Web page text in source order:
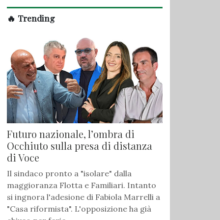
🔥 Trending
Futuro nazionale, l’ombra di
Occhiuto sulla presa di distanza
di Voce
Il sindaco pronto a "isolare" dalla
maggioranza Flotta e Familiari. Intanto
si ingnora l'adesione di Fabiola Marrelli a
"Casa riformista". L'opposizione ha già